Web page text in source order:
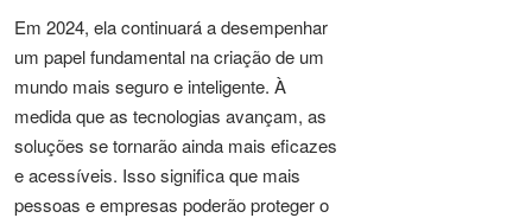
Em 2024, ela continuará a desempenhar
um papel fundamental na criação de um
mundo mais seguro e inteligente. À
medida que as tecnologias avançam, as
soluções se tornarão ainda mais eficazes
e acessíveis. Isso significa que mais
pessoas e empresas poderão proteger o